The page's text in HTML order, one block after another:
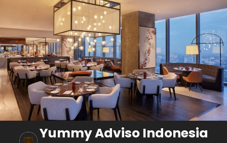
content
Yummy Adviso Indonesia